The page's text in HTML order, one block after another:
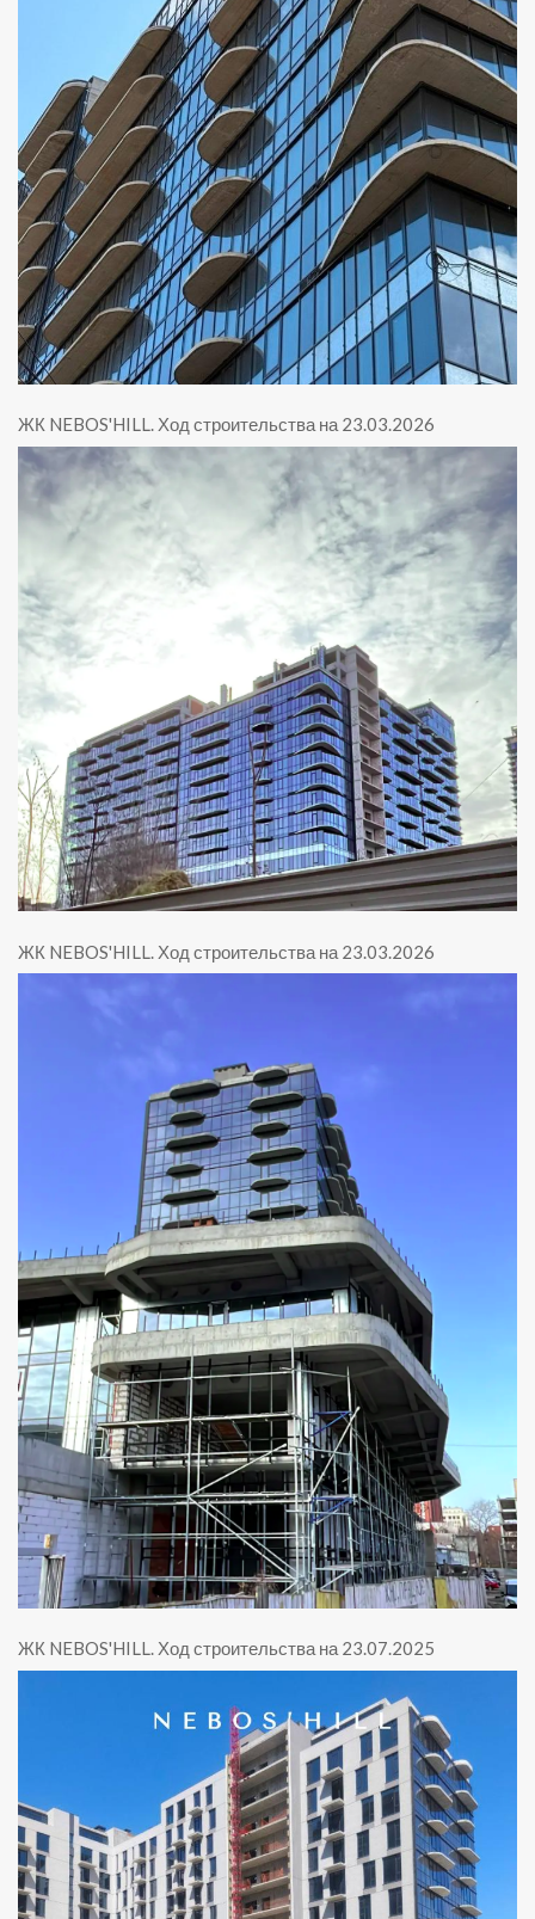
ЖК NEBOS'HILL. Ход строительства на 23.03.2026
ЖК NEBOS'HILL. Ход строительства на 23.03.2026
ЖК NEBOS'HILL. Ход строительства на 23.07.2025